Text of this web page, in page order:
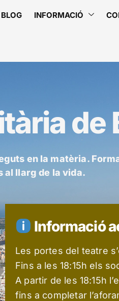
BLOG INFORMACIÓ
de
en la matèria.
al llarg de la vida.
Informació
Les portes del teatre
Fins a les 18:15h els
A partir de les 18:15h
fins a completar